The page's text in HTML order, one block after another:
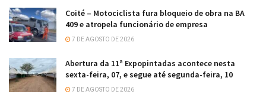
Coité – Motociclista fura bloqueio de obra na BA
409 e atropela funcionário de empresa
7 DE AGOSTO DE 2026
Abertura da 11ª Expopintadas acontece nesta
sexta-feira, 07, e segue até segunda-feira, 10
7 DE AGOSTO DE 2026